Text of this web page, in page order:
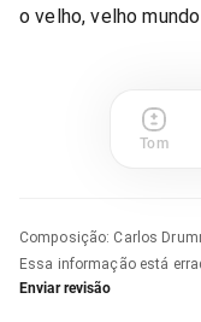
o velho, velho
Tom
Composição: Carlos
Essa informação está
Enviar revisão